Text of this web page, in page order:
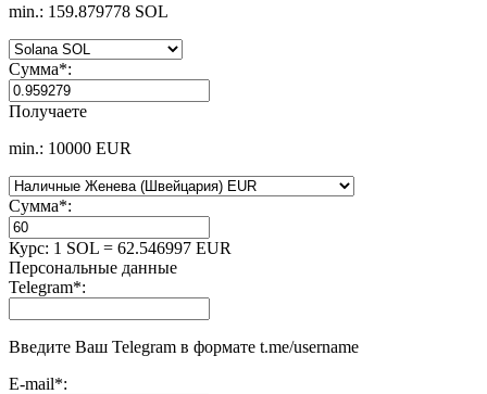
min.: 159.879778 SOL
Сумма*:
Получаете
min.: 10000 EUR
Сумма*:
Курс: 1 SOL = 62.546997 EUR
Персональные данные
Telegram*:
Введите Ваш Telegram в формате t.me/username
E-mail*: